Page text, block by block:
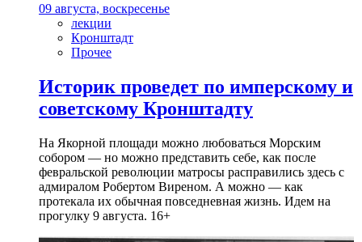
09 августа, воскресенье
лекции
Кронштадт
Прочее
Историк проведет по имперскому и
советскому Кронштадту
На Якорной площади можно любоваться Морским
собором — но можно представить себе, как после
февральской революции матросы расправились здесь с
адмиралом Робертом Виреном. А можно — как
протекала их обычная повседневная жизнь. Идем на
прогулку 9 августа. 16+